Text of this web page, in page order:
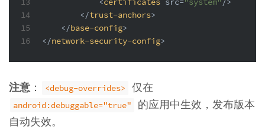
14
15
16
</trust-anchors>
</base-config>
</network-security-config>
注意 ： <debug-overrides> 仅在
android:debuggable="true"
的应用中生效，发布版本
自动失效。